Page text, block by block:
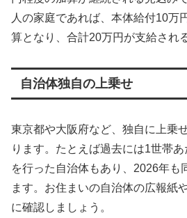
人の家庭であれば、本体給付10万
算となり、合計20万円が支給され
自治体独自の上乗せ
東京都や大阪府など、独自に上乗
ります。たとえば過去には1世帯
を行った自治体もあり、2026年も
ます。お住まいの自治体の広報紙
に確認しましょう。